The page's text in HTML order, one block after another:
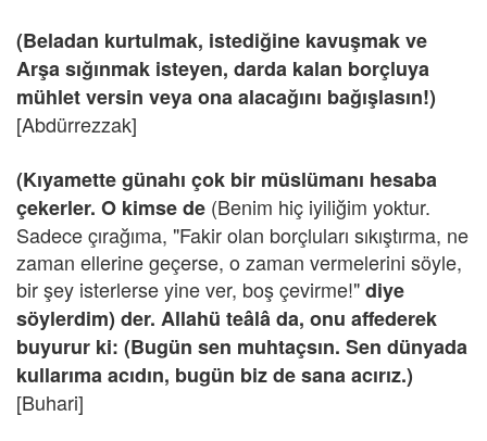
(Beladan kurtulmak, istediğine kavuşmak ve
Arşa sığınmak isteyen, darda kalan borçluya
mühlet versin veya ona alacağını bağışlasın!)
[Abdürrezzak]
(Kıyamette günahı çok bir müslümanı hesaba
çekerler. O kimse de (Benim hiç iyiliğim yoktur.
Sadece çırağıma, "Fakir olan borçluları sıkıştırma, ne
zaman ellerine geçerse, o zaman vermelerini söyle,
bir şey isterlerse yine ver, boş çevirme!"diye
söylerdim) der. Allahü teâlâ da, onu affederek
buyurur ki: (Bugün sen muhtaçsın. Sen dünyada
kullarıma acıdın, bugün biz de sana acırız.)
[Buhari]